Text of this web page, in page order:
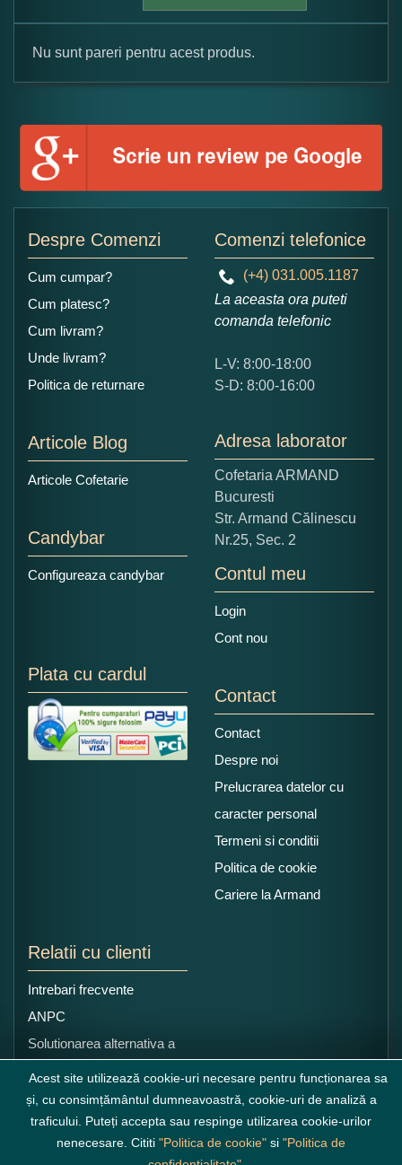
Formular pareri client
Numele dumneavoastra:
Ce nota acordati acestui produs?
5
Copiati alaturi numarul din imagine:
Nu sunt pareri pentru acest produs.
Despre Comenzi
Cum cumpar?
Cum platesc?
Cum livram?
Unde livram?
Politica de returnare
Articole Blog
Articole Cofetarie
Candybar
Configureaza candybar
Comenzi telefonice
(+4) 031.005.1187
La aceasta ora puteti
comanda telefonic
L-V: 8:00-18:00
S-D: 8:00-16:00
Adresa laborator
Cofetaria ARMAND
Bucuresti
Str. Armand Călinescu
Nr.25, Sec. 2
Contul meu
Login
Cont nou
Plata cu cardul
Contact
Contact
Despre noi
Prelucrarea datelor cu
caracter personal
Termeni si conditii
Politica de cookie
Cariere la Armand
Relatii cu clienti
Intrebari frecvente
ANPC
Solutionarea alternativa a
litigiilor
Acest site utilizează cookie-uri necesare pentru funcționarea sa
și, cu consimțământul dumneavoastră, cookie-uri de analiză a
traficului. Puteți accepta sau respinge utilizarea cookie-urilor
nenecesare. Cititi "Politica de cookie" si "Politica de